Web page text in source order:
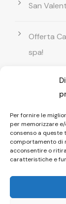
Per fornire le
per memorizzare
consenso a
comportamento di
acconsentire o
caratteristiche e
San
Offerta
spa!
Offerta
Entrata
di coppia